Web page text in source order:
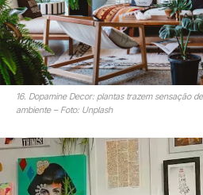
16. Dopamine Decor: plantas trazem sensação
ambiente – Foto: Unplash